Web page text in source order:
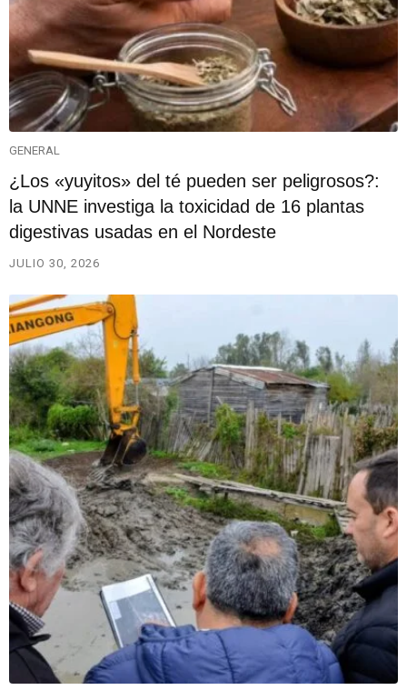
GENERAL
¿Los «yuyitos» del té pueden ser peligrosos?:
la UNNE investiga la toxicidad de 16 plantas
digestivas usadas en el Nordeste
JULIO 30, 2026